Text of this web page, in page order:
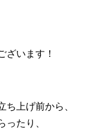
ざいます！
ち上げ前から、
ったり、